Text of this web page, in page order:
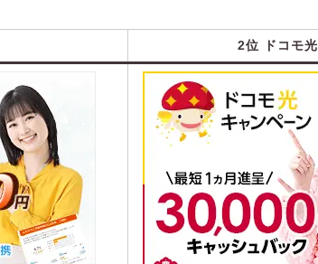
2位 ドコモ光